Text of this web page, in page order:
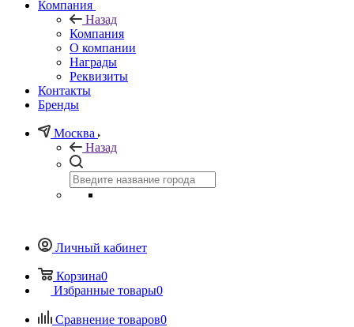
Компания
Назад
Компания
О компании
Награды
Реквизиты
Контакты
Бренды
Москва
Назад
Личный кабинет
Корзина0
Избранные товары0
Сравнение товаров0